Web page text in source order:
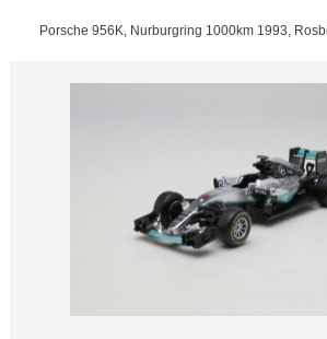
Porsche 956K, Nurburgring 1000km 1993,